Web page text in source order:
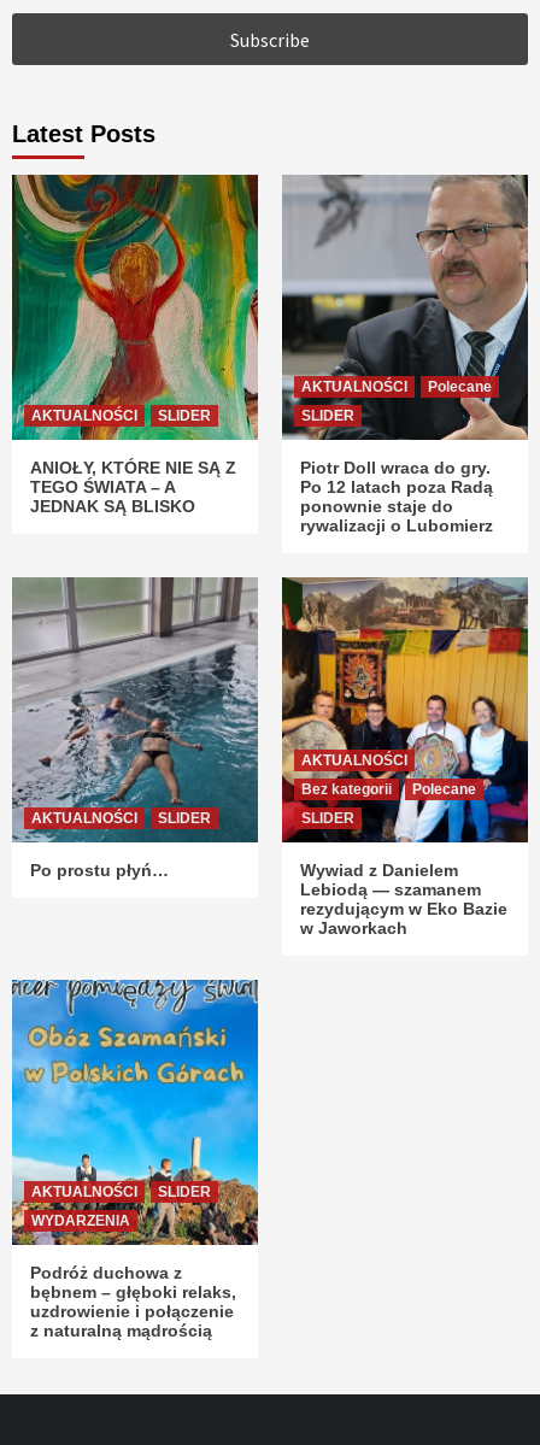
Latest Posts
AKTUALNOŚCI SLIDER
ANIOŁY, KTÓRE NIE SĄ Z
TEGO ŚWIATA – A
JEDNAK SĄ BLISKO
AKTUALNOŚCI
Polecane
SLIDER
Piotr Doll wraca do gry.
Po 12 latach poza Radą
ponownie staje do
rywalizacji o Lubomierz
AKTUALNOŚCI SLIDER
Po prostu płyń…
AKTUALNOŚCI
Bez kategorii
Polecane
SLIDER
Wywiad z Danielem
Lebiodą — szamanem
rezydującym w Eko Bazie
w Jaworkach
AKTUALNOŚCI
SLIDER
WYDARZENIA
Podróż duchowa z
bębnem – głęboki relaks,
uzdrowienie i połączenie
z naturalną mądrością